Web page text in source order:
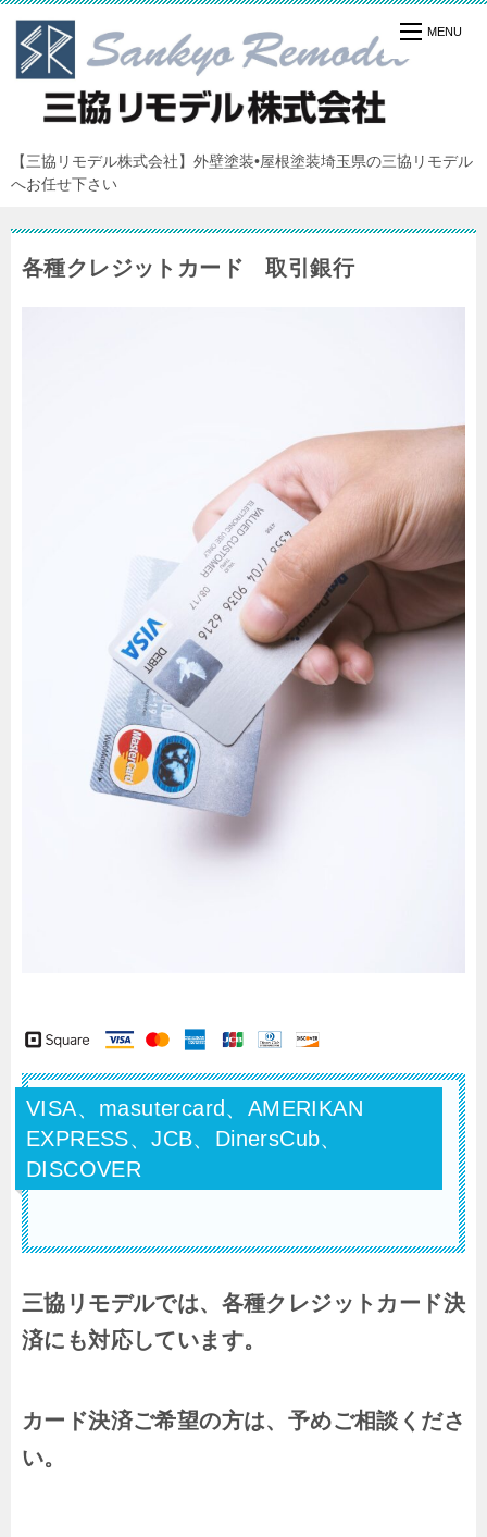
【三協リモデル株式会社】外壁塗装•屋根塗装埼玉県の三協リモデル
へお任せ下さい
各種クレジットカード 取引銀行
VISA、masutercard、AMERIKAN
EXPRESS、JCB、DinersCub、
DISCOVER
三協リモデルでは、各種クレジットカード決
済にも対応しています。
カード決済ご希望の方は、予めご相談くださ
い。